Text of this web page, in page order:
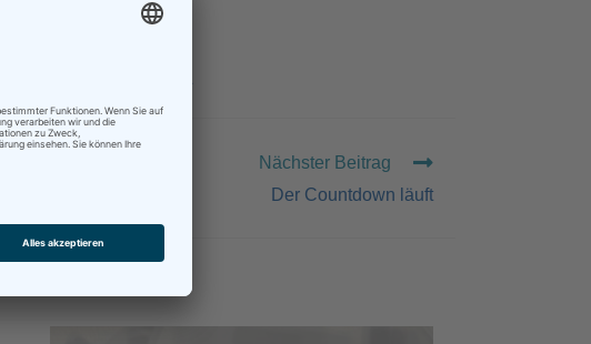
Nächster Beitrag
Der Countdown läuft